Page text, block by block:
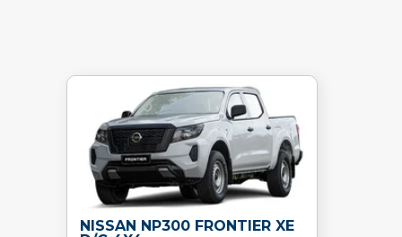
NISSAN NP300 FRONTIER XE